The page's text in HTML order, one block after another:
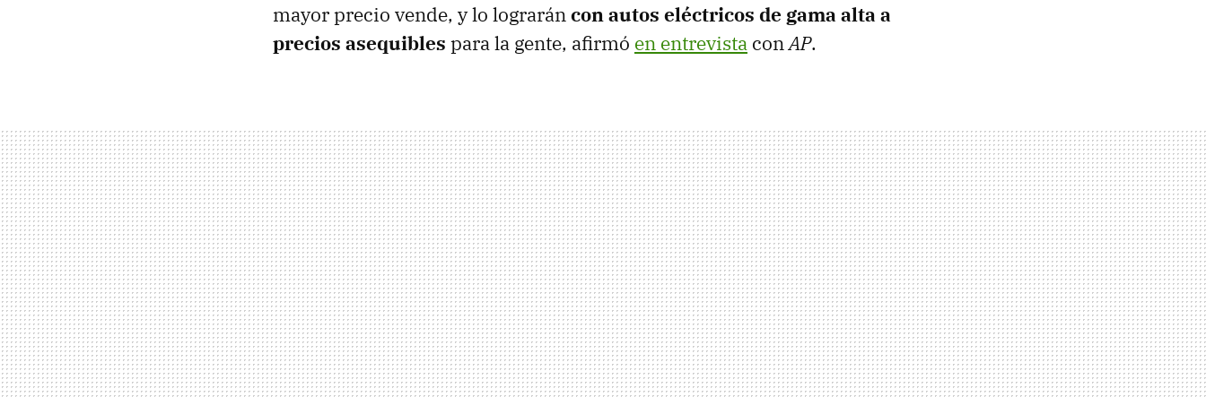
mayor precio vende, y lo lograrán con autos eléctricos de gama alta a
precios asequibles para la gente, afirmó en entrevista con AP.